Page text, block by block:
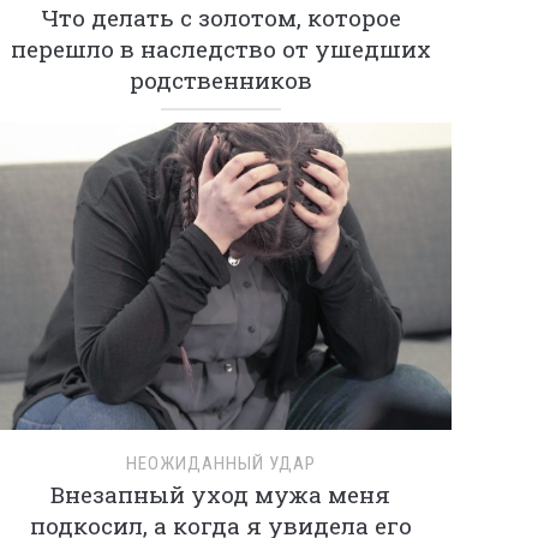
Что делать с золотом, которое
перешло в наследство от ушедших
родственников
НЕОЖИДАННЫЙ УДАР
Внезапный уход мужа меня
подкосил, а когда я увидела его